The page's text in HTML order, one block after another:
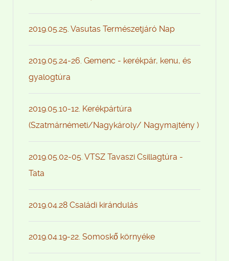
2019.05.25. Vasutas Természetjáró Nap
2019.05.24-26. Gemenc - kerékpár, kenu, és
gyalogtúra
2019.05.10-12. Kerékpártúra
(Szatmárnémeti/Nagykároly/ Nagymajtény )
2019.05.02-05. VTSZ Tavaszi Csillagtúra -
Tata
2019.04.28 Családi kirándulás
2019.04.19-22. Somoskő környéke